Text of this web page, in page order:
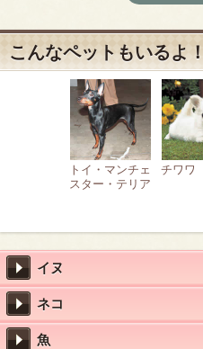
こんなペットもいるよ！
トイ・マンチェ
スター・テリア
チワワ
イヌ
ネコ
魚